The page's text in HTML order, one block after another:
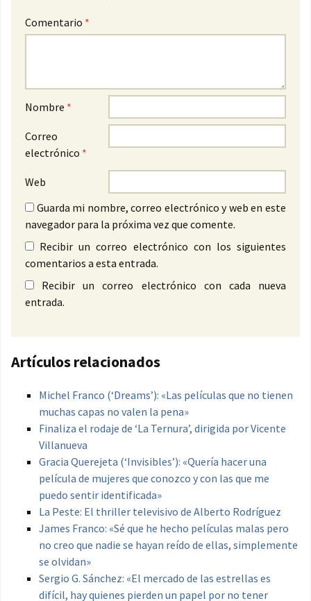
Comentario *
Nombre *
Correo
electrónico *
Web
Guarda mi nombre, correo electrónico y web en este
navegador para la próxima vez que comente.
Recibir un correo electrónico con los siguientes
comentarios a esta entrada.
Recibir un correo electrónico con cada nueva
entrada.
Artículos relacionados
Michel Franco (‘Dreams’): «Las películas que no tienen
muchas capas no valen la pena»
Finaliza el rodaje de ‘La Ternura’, dirigida por Vicente
Villanueva
Gracia Querejeta (‘Invisibles’): «Quería hacer una
película de mujeres que conozco y con las que me
puedo sentir identificada»
La Peste: El thriller televisivo de Alberto Rodríguez
James Franco: «Sé que he hecho películas malas pero
no creo que nadie se hayan reído de ellas, simplemente
se olvidan»
Sergio G. Sánchez: «El mercado de las estrellas es
difícil, hay quienes pierden un papel por no tener